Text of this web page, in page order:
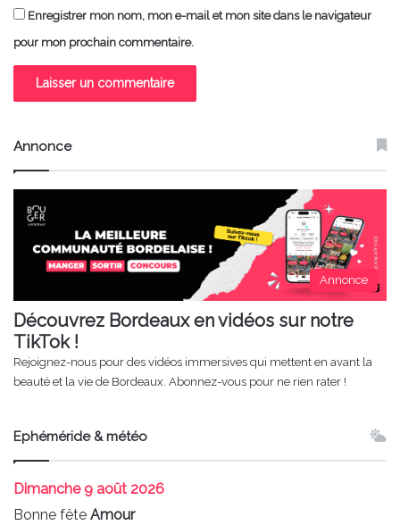
Enregistrer mon nom, mon e-mail et mon site dans le navigateur
pour mon prochain commentaire.
Annonce
Annonce
Découvrez Bordeaux en vidéos sur notre
TikTok !
Rejoignez-nous pour des vidéos immersives qui mettent en avant la
beauté et la vie de Bordeaux. Abonnez-vous pour ne rien rater !
Ephéméride & météo
Dimanche9 août 2026
Bonne fête Amour